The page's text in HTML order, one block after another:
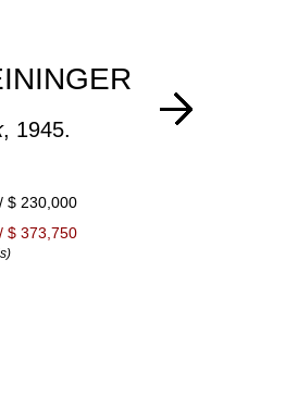
, 1945.
$ 230,000
$ 373,750